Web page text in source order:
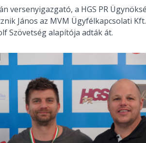
versenyigazgató, a HGS PR
János az MVM Ügyfélkapcsolati
Szövetség alapítója adták át.